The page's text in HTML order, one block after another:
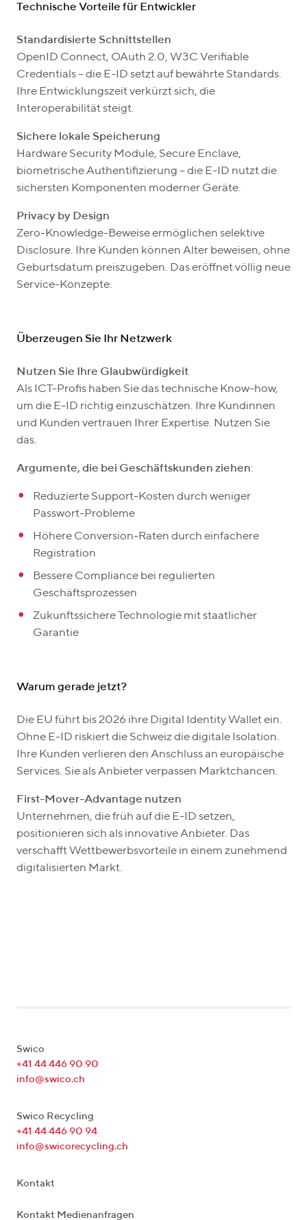
Technische Vorteile für Entwickler
Standardisierte Schnittstellen
OpenID Connect, OAuth 2.0, W3C Verifiable
Credentials – die E-ID setzt auf bewährte Standards.
Ihre Entwicklungszeit verkürzt sich, die
Interoperabilität steigt.
Sichere lokale Speicherung
Hardware Security Module, Secure Enclave,
biometrische Authentifizierung – die E-ID nutzt die
sichersten Komponenten moderner Geräte.
Privacy by Design
Zero-Knowledge-Beweise ermöglichen selektive
Disclosure. Ihre Kunden können Alter beweisen, ohne
Geburtsdatum preiszugeben. Das eröffnet völlig neue
Service-Konzepte.
Überzeugen Sie Ihr Netzwerk
Nutzen Sie Ihre Glaubwürdigkeit
Als ICT-Profis haben Sie das technische Know-how,
um die E-ID richtig einzuschätzen. Ihre Kundinnen
und Kunden vertrauen Ihrer Expertise. Nutzen Sie
das.
Argumente, die bei Geschäftskunden ziehen:
Reduzierte Support-Kosten durch weniger
Passwort-Probleme
Höhere Conversion-Raten durch einfachere
Registration
Bessere Compliance bei regulierten
Geschäftsprozessen
Zukunftssichere Technologie mit staatlicher
Garantie
Warum gerade jetzt?
Die EU führt bis 2026 ihre Digital Identity Wallet ein.
Ohne E-ID riskiert die Schweiz die digitale Isolation.
Ihre Kunden verlieren den Anschluss an europäische
Services. Sie als Anbieter verpassen Marktchancen.
First-Mover-Advantage nutzen
Unternehmen, die früh auf die E-ID setzen,
positionieren sich als innovative Anbieter. Das
verschafft Wettbewerbsvorteile in einem zunehmend
digitalisierten Markt.
Swico
+41 44 446 90 90
info@swico.ch
Swico Recycling
+41 44 446 90 94
info@swicorecycling.ch
Kontakt
Kontakt Medienanfragen